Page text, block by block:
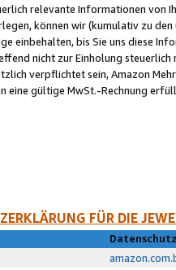
relevante Informationen von
können wir (kumulativ zu
einbehalten, bis Sie uns diese
nicht zur Einholung
verpflichtet sein, Amazon
eine gültige MwSt.-Rechnung
FÜR DIE